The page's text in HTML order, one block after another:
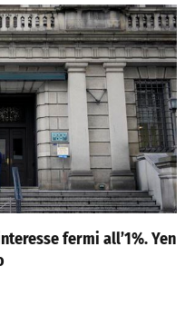
fermi all’1%. Yen